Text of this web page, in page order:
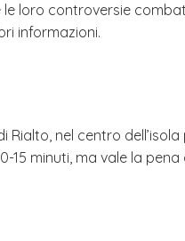
le loro controversie
informazioni.
nel centro dell’isola
minuti, ma vale la